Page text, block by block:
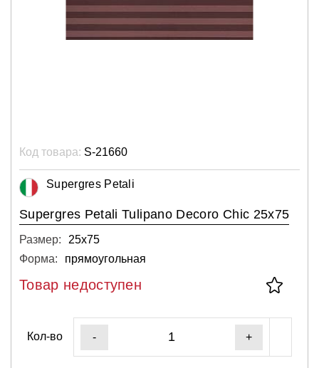
Код товара: S-21660
Supergres Petali
Supergres Petali Tulipano Decoro Chic 25x75
Размер:
25х75
Форма:
прямоугольная
Товар недоступен
Кол-во - +